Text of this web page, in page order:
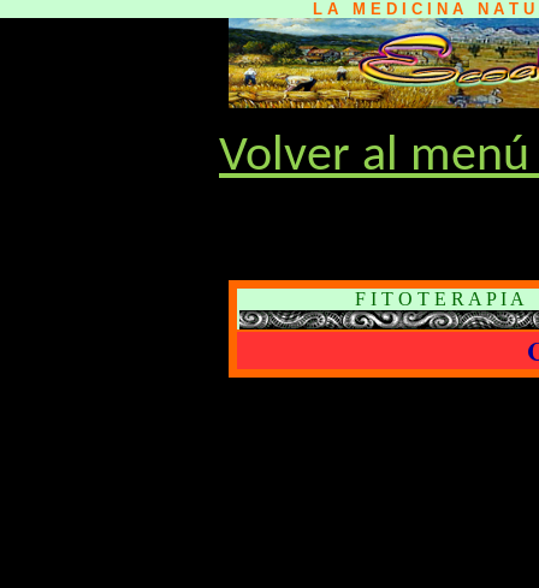
L A M E D I C I N A N A T
Volver al
F I T O T E R A P I